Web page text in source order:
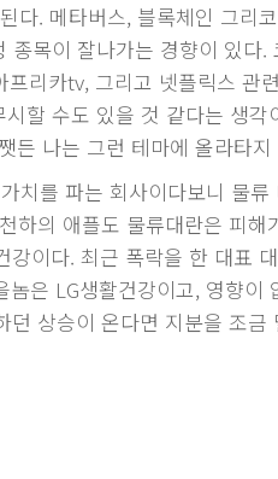
다. 메타버스, 블록체인 그리
목이 잘나가는 경향이 있다.
리카tv, 그리고 넷플릭스 관
할 수도 있을 것 같다는 생각
든 나는 그런 테마에 올라타
치를 파는 회사이다보니 물
하의 애플도 물류대란은 피해
강이다. 최근 폭락을 한 대표
은 LG생활건강이고, 영향이
상승이 온다면 지분을 조금